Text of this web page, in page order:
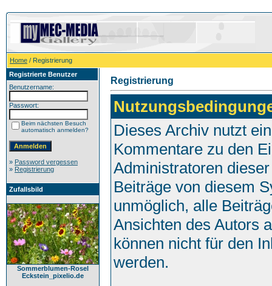
Home / Registrierung
Registrierte Benutzer
Benutzername:
Passwort:
Beim nächsten Besuch
automatisch anmelden?
» Password vergessen
» Registrierung
Zufallsbild
Sommerblumen-Rosel
Eckstein_pixelio.de
Registrierung
Dieses Archiv nutzt
Kommentare zu den
Administratoren
Beiträge von diesem
unmöglich, alle
Ansichten des Autors
können nicht für den
werden.